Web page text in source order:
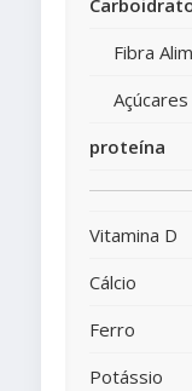
Fibra
Açúcares
proteína
Vitamina D
Cálcio
Ferro
Potássio